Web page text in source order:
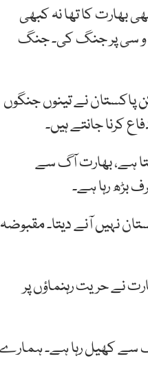
بھارت کا تھا نہ کبھی
و سی پر جنگ کی۔ جنگ
پاکستان نے تینوں جنگوں
کرنا جانتے ہیں۔
ہے، بھارت آگ سے
بڑھ رہا ہے۔
نہیں آنے دیتا۔ مقبوضہ
نے حریت رہنماؤں پر
اس وقت بھارت آگ سے کھیل رہا ہے۔